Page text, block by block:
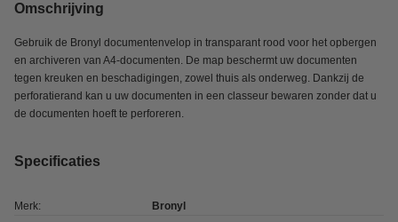
Omschrijving
Gebruik de Bronyl documentenvelop in transparant rood voor het opbergen
en archiveren van A4-documenten. De map beschermt uw documenten
tegen kreuken en beschadigingen, zowel thuis als onderweg. Dankzij de
perforatierand kan u uw documenten in een classeur bewaren zonder dat u
de documenten hoeft te perforeren.
Specificaties
Merk: Bronyl